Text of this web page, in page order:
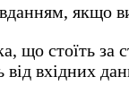
якщо
стоїть за
вхідних